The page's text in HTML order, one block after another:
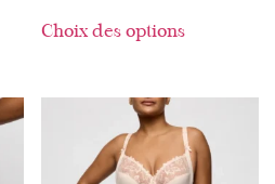
Choix des options